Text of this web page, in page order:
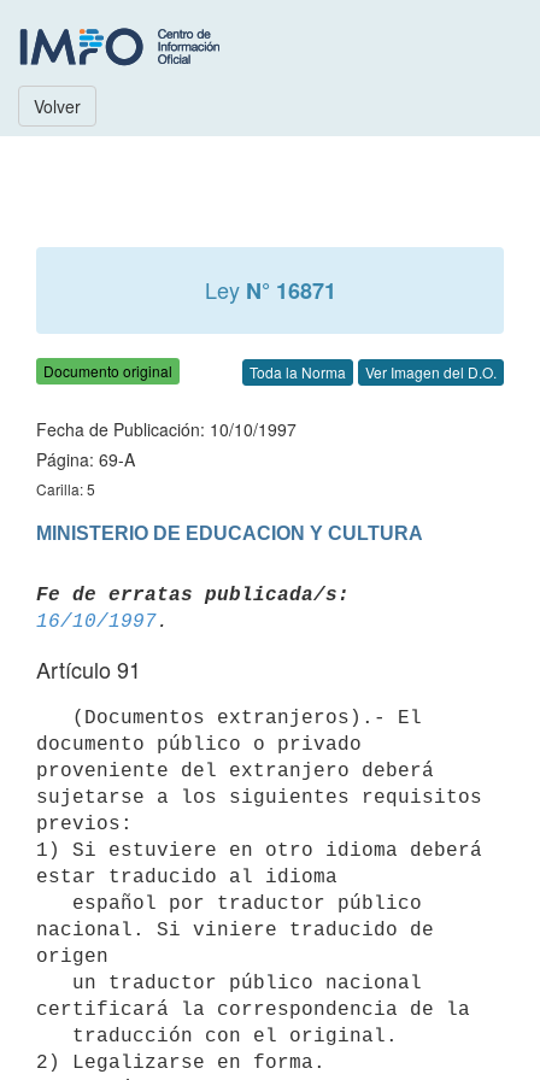
Volver
Ley N° 16871
Documento original Toda la Norma Ver Imagen del D.O.
Fecha de Publicación: 10/10/1997
Página: 69-A
Carilla: 5
Fe de erratas publicada/s:
16/10/1997
Artículo 91
documento público o privado
proveniente del extranjero deberá
sujetarse a los siguientes requisitos
previos:
1) Si estuviere en otro idioma deberá
estar traducido al idioma
nacional. Si viniere traducido de
origen
certificará la correspondencia de la
2) Legalizarse en forma.